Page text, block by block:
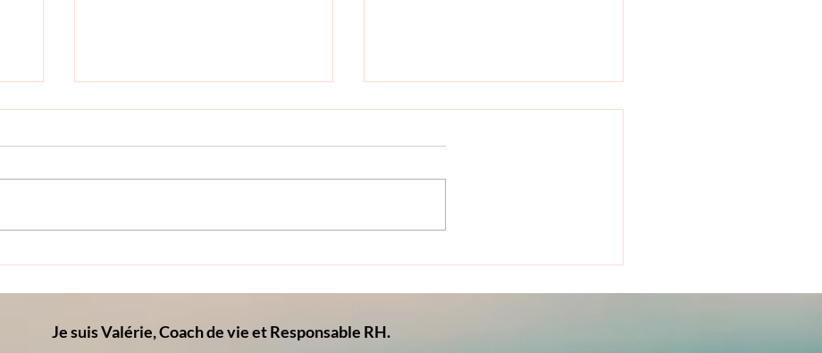
Déléguer sans perdre le
apprendre à faire autrement
Je réussis tout… sauf à me
Je suis Valérie, Coach de vie et Responsable RH.